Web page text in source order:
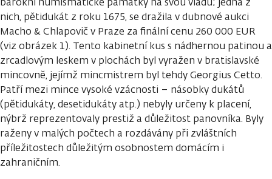
nich, pětidukát z roku 1675, se dražila v dubnové aukci
Macho & Chlapovič v Praze za finální cenu 260 000 EUR
(viz obrázek 1). Tento kabinetní kus s nádhernou patinou a
zrcadlovým leskem v plochách byl vyražen v bratislavské
mincovně, jejímž mincmistrem byl tehdy Georgius Cetto.
Patří mezi mince vysoké vzácnosti – násobky dukátů
(pětidukáty, desetidukáty atp.) nebyly určeny k placení,
nýbrž reprezentovaly prestiž a důležitost panovníka. Byly
raženy v malých počtech a rozdávány při zvláštních
příležitostech důležitým osobnostem domácím i
zahraničním.